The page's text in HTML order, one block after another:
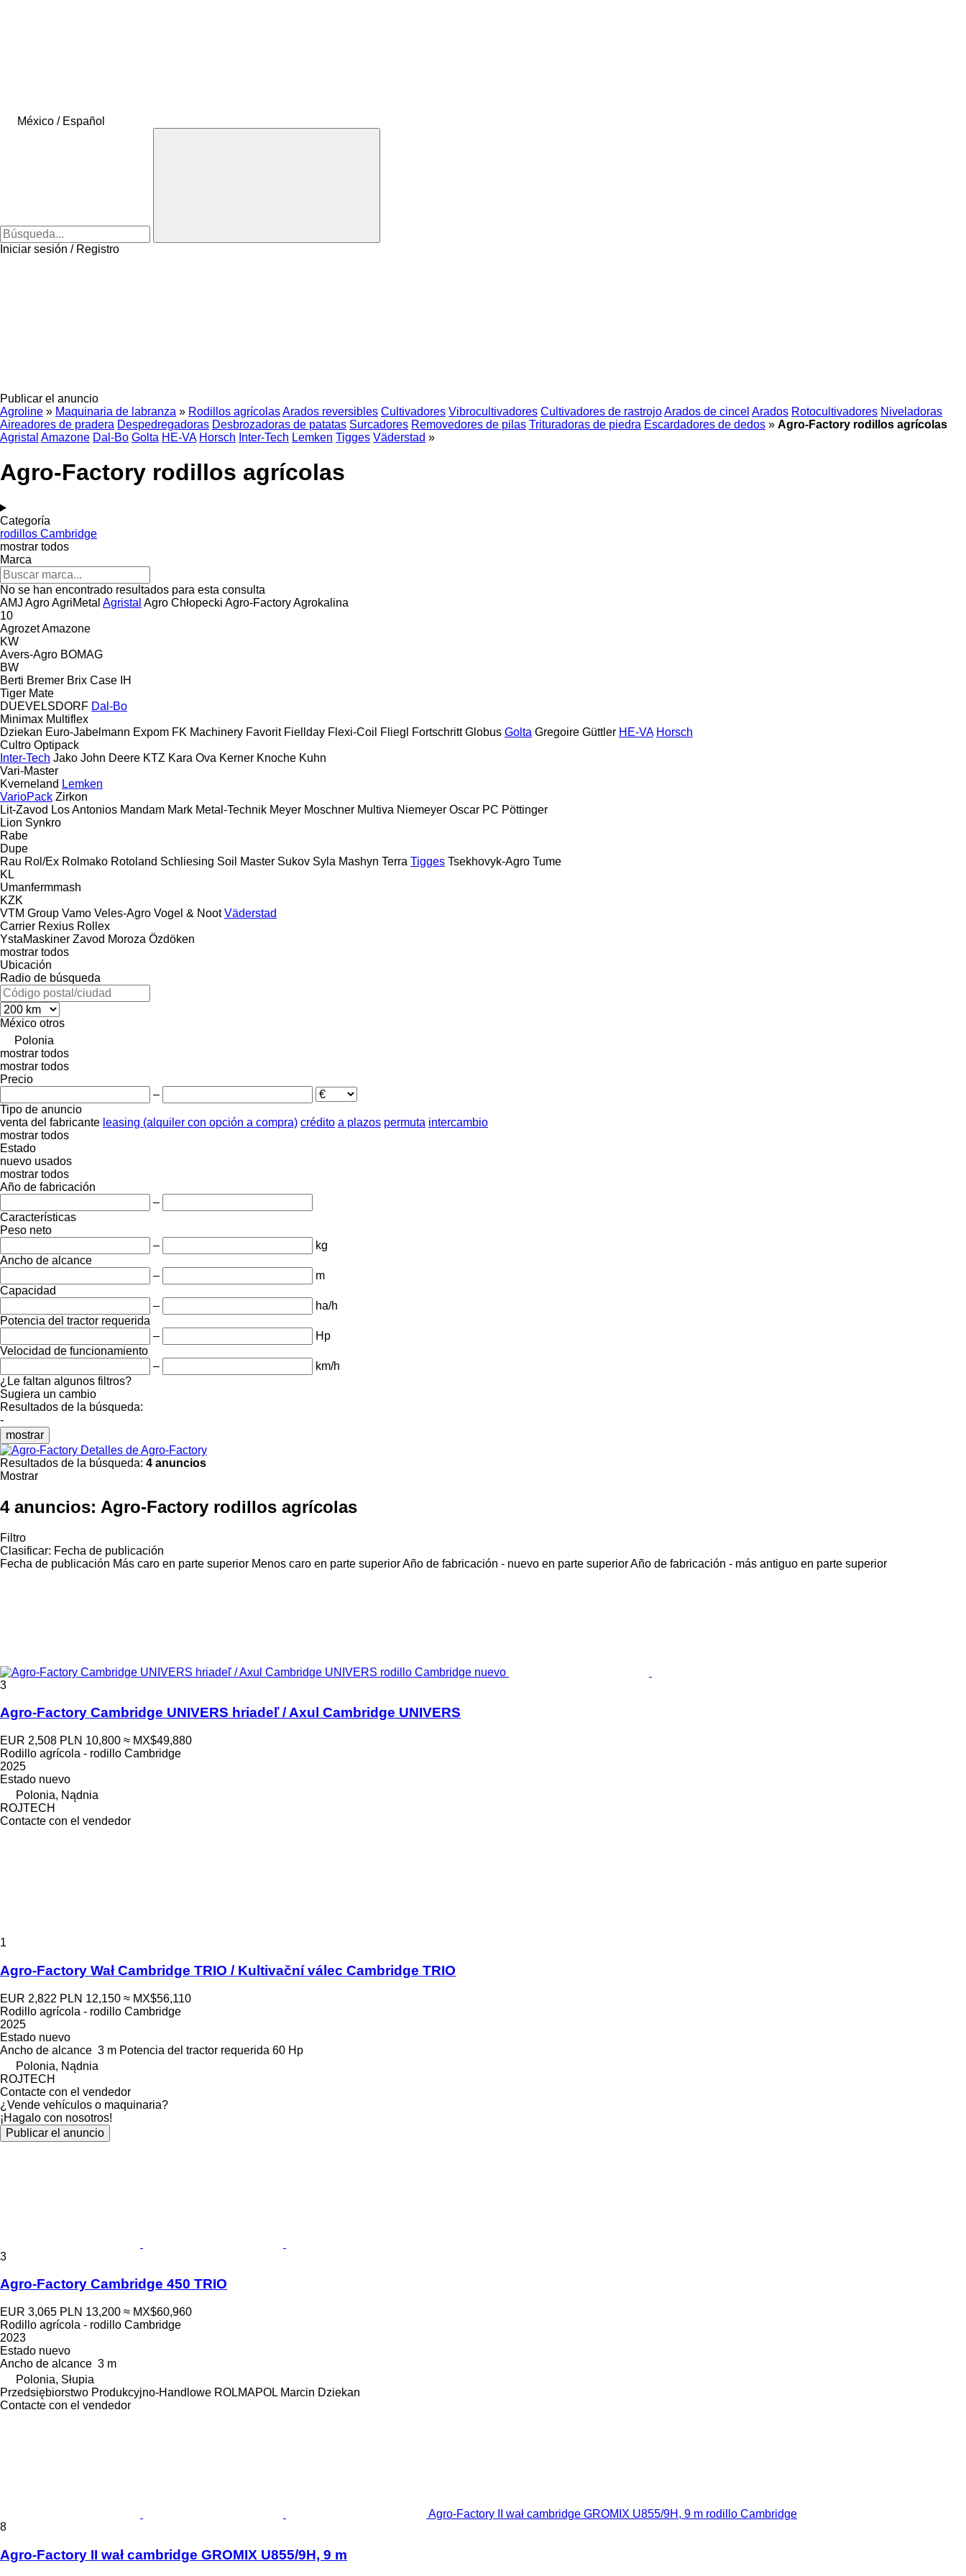
México / Español
Iniciar sesión / Registro
Publicar el anuncio
Agroline » Maquinaria de labranza » Rodillos agrícolasArados reversibles Cultivadores Vibrocultivadores Cultivadores de rastrojoArados de cincel Arados Rotocultivadores Niveladoras
Aireadores de pradera Despedregadoras Desbrozadoras de patatas Surcadores Removedores de pilas Trituradoras de piedra Escardadores de dedos » Agro-Factory rodillos agrícolas
Agristal Amazone Dal-Bo Golta HE-VA Horsch Inter-Tech Lemken Tigges Väderstad »
Agro-Factory rodillos agrícolas
Categoría
rodillos Cambridge
mostrar todos
Marca
No se han encontrado resultados para esta consulta
AMJ AgroAgriMetal Agristal Agro Chłopecki Agro-FactoryAgrokalina
10
AgrozetAmazone
KW
Avers-Agro BOMAG
BW
Berti Bremer Brix Case IH
Tiger Mate
DUEVELSDORF Dal-Bo
Minimax Multiflex
Dziekan Euro-Jabelmann Expom FK Machinery Favorit Fiellday Flexi-Coil Fliegl Fortschritt Globus Golta Gregoire Güttler HE-VA Horsch
Cultro Optipack
Inter-Tech Jako John Deere KTZ Kara Ova Kerner Knoche Kuhn
Vari-Master
Kverneland Lemken
VarioPack Zirkon
Lit-Zavod Los Antonios Mandam Mark Metal-Technik Meyer Moschner Multiva Niemeyer Oscar PC Pöttinger
Lion Synkro
Rabe
Dupe
Rau Rol/Ex Rolmako Rotoland Schliesing Soil Master Sukov Syla Mashyn Terra Tigges Tsekhovyk-Agro Tume
KL
Umanfermmash
KZK
VTM Group Vamo Veles-Agro Vogel & Noot Väderstad
Carrier Rexius Rollex
YstaMaskiner Zavod Moroza Özdöken
mostrar todos
Ubicación
Radio de búsqueda
México otros
Polonia
mostrar todos
mostrar todos
Precio
–
Tipo de anuncio
venta del fabricante leasing (alquiler con opción a compra) crédito a plazos permuta intercambio
mostrar todos
Estado
nuevo usados
mostrar todos
Año de fabricación
–
Características
Peso neto
–
kg
Ancho de alcance
–
m
Capacidad
–
ha/h
Potencia del tractor requerida
–
Hp
Velocidad de funcionamiento
–
km/h
¿Le faltan algunos filtros?
Sugiera un cambio
Resultados de la búsqueda:
-
mostrar
Detalles de Agro-Factory
Resultados de la búsqueda: 4 anuncios
Mostrar
4 anuncios: Agro-Factory rodillos agrícolas
Filtro
Clasificar: Fecha de publicación
Fecha de publicación Más caro en parte superior Menos caro en parte superiorAño de fabricación - nuevo en parte superiorAño de fabricación - más antiguo en parte superior
3
Agro-Factory Cambridge UNIVERS hriadeľ / Axul Cambridge UNIVERS
EUR 2,508 PLN 10,800 ≈ MX$49,880
Rodillo agrícola - rodillo Cambridge
2025
Estado nuevo
Polonia, Nądnia
ROJTECH
Contacte con el vendedor
1
Agro-Factory Wał Cambridge TRIO / Kultivační válec Cambridge TRIO
EUR 2,822 PLN 12,150 ≈ MX$56,110
Rodillo agrícola - rodillo Cambridge
2025
Estado nuevo
Ancho de alcance 3 m Potencia del tractor requerida 60 Hp
Polonia, Nądnia
ROJTECH
Contacte con el vendedor
¿Vende vehículos o maquinaria?
¡Hagalo con nosotros!
Publicar el anuncio
3
Agro-Factory Cambridge 450 TRIO
EUR 3,065 PLN 13,200 ≈ MX$60,960
Rodillo agrícola - rodillo Cambridge
2023
Estado nuevo
Ancho de alcance 3 m
Polonia, Słupia
Przedsiębiorstwo Produkcyjno-Handlowe ROLMAPOL Marcin Dziekan
Contacte con el vendedor
Agro-Factory II wał cambridge GROMIX U855/9H, 9 m rodillo Cambridge
8
Agro-Factory II wał cambridge GROMIX U855/9H, 9 m